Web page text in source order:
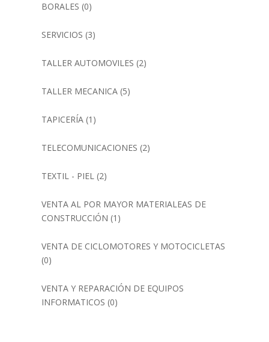
BORALES (0)
SERVICIOS (3)
TALLER AUTOMOVILES (2)
TALLER MECANICA(5)
TAPICERÍA(1)
TELECOMUNICACIONES (2)
TEXTIL - PIEL(2)
VENTA AL POR MAYOR MATERIALEAS DE
CONSTRUCCIÓN (1)
VENTA DE CICLOMOTORES Y MOTOCICLETAS
(0)
VENTA Y REPARACIÓN DE EQUIPOS
INFORMATICOS (0)